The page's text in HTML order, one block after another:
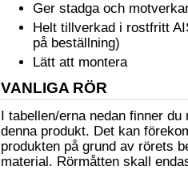
Ger stadga och
Helt tillverkad i rostfritt
på beställning)
Lätt att montera
VANLIGA RÖR
I tabellen/erna nedan finner
denna produkt. Det kan
produkten på grund av rörets
material. Rörmåtten skall